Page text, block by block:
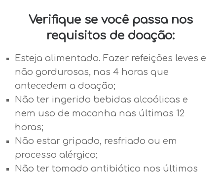
Verifique se você passa nos
requisitos de doação:
Esteja alimentado. Fazer refeições leves e
não gordurosas, nas 4 horas que
antecedem a doação;
Não ter ingerido bebidas alcoólicas e
nem uso de maconha nas últimas 12
horas;
Não estar gripado, resfriado ou em
processo alérgico;
Não ter tomado antibiótico nos últimos